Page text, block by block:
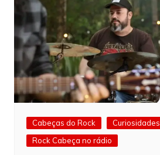
Cabeças do Rock Curiosidades
Rock Cabeça no rádio